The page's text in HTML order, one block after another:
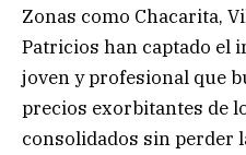
Zonas como Chacarita,
Patricios han captado el
joven y profesional que
precios exorbitantes de
consolidados sin perder